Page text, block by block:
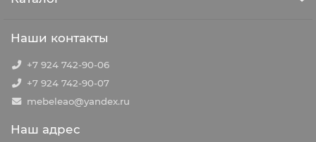
Наши контакты
+7 924 742-90-06
+7 924 742-90-07
mebeleao@yandex.ru
Наш адрес